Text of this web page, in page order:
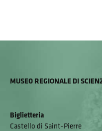
MUSEO REGIONALE DI
Biglietteria
Castello di Saint-Pierre